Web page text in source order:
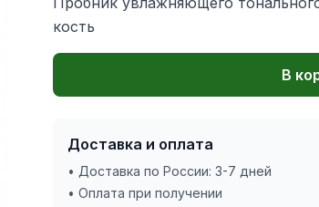
кость
В
Доставка и оплата
• Доставка по России: 3-7 дней
• Оплата при получении